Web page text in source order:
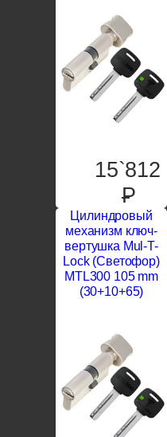
15`812
P
Цилиндровый
механизм ключ-
вертушка Mul-T-
Lock (Светофор)
MTL300 105 mm
(30+10+65)